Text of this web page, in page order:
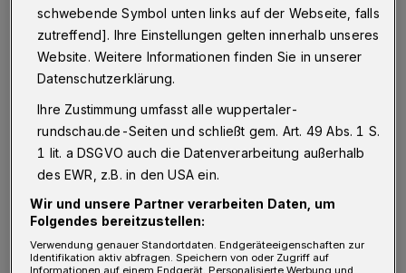
Von Nina Bossy
S
ie wollen Dynamik in die Stadt bringen,
ohne jemanden auszuschließen. Das ist
die Vision, die Johannes Berg und Sebastian
Gies mit dem 3. September verbinden.
Konkret: "Ein Trendsport-Festival mit
Stadtfestcharakter", sagt Sebastian Gies.
Kurzum, "Move U", ein Tag, der ganz
schwebende Symbol unten links auf der Webseite, falls
zutreffend]. Ihre Einstellungen gelten innerhalb unseres
Website. Weitere Informationen finden Sie in unserer
Datenschutzerklärung.
Ihre Zustimmung umfasst alle wuppertaler-
rundschau.de-Seiten und schließt gem. Art. 49 Abs. 1 S.
1 lit. a DSGVO auch die Datenverarbeitung außerhalb
des EWR, z.B. in den USA ein.
Wir und unsere Partner verarbeiten Daten, um
Folgendes bereitzustellen:
Verwendung genauer Standortdaten. Endgeräteeigenschaften zur
Identifikation aktiv abfragen. Speichern von oder Zugriff auf
Informationen auf einem Endgerät. Personalisierte Werbung und